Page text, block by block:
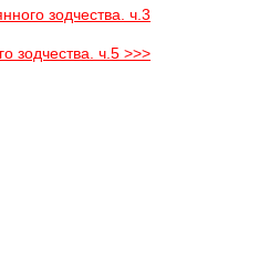
зодчества. ч.3
зодчества. ч.5 >>>